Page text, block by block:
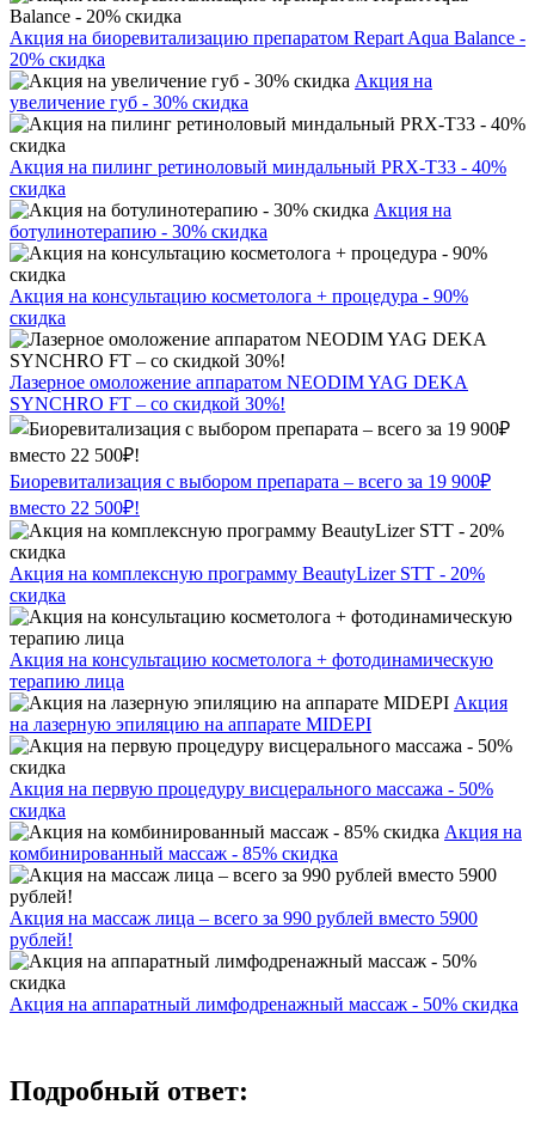
Акция на биоревитализацию препаратом Repart Aqua Balance -
20% скидка
Акция на
увеличение губ - 30% скидка
Акция на пилинг ретиноловый миндальный PRX-T33 - 40%
скидка
Акция на
ботулинотерапию - 30% скидка
Акция на консультацию косметолога + процедура - 90%
скидка
Лазерное омоложение аппаратом NEODIM YAG DEKA
SYNCHRO FT – со скидкой 30%!
Биоревитализация с выбором препарата – всего за 19 900₽
вместо 22 500₽!
Акция на комплексную программу BeautyLizer STT - 20%
скидка
Акция на консультацию косметолога + фотодинамическую
терапию лица
Акция
на лазерную эпиляцию на аппарате MIDEPI
Акция на первую процедуру висцерального массажа - 50%
скидка
Акция на
комбинированный массаж - 85% скидка
Акция на массаж лица – всего за 990 рублей вместо 5900
рублей!
Акция на аппаратный лимфодренажный массаж - 50% скидка
Подробный ответ: